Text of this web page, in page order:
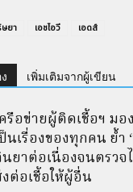
ยา เอชไอวี เอดส์
เพิ่มเติมจากผู้เขียน
รือข่ายผู้ติดเชื้อฯ มอ
นเรื่องของทุกคน ย้ำ
ยาต่อเนื่องจนตรวจ
ต่อเชื้อให้ผู้อื่น